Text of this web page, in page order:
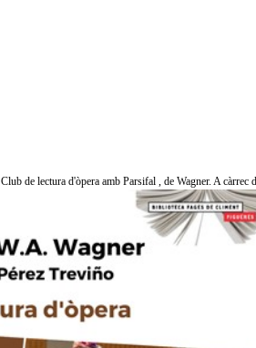
Club de lectura d'òpera amb Parsifal , de Wagner. A càrrec